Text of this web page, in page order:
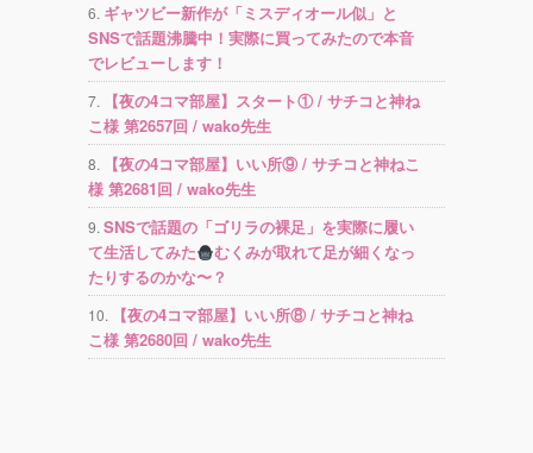
ギャツビー新作が「ミスディオール似」と
SNSで話題沸騰中！実際に買ってみたので本音
でレビューします！
【夜の4コマ部屋】スタート① / サチコと神ね
こ様 第2657回 / wako先生
【夜の4コマ部屋】いい所⑨ / サチコと神ねこ
様 第2681回 / wako先生
SNSで話題の「ゴリラの裸足」を実際に履い
て生活してみた
むくみが取れて足が細くなっ
たりするのかな〜？
【夜の4コマ部屋】いい所⑧ / サチコと神ね
こ様 第2680回 / wako先生